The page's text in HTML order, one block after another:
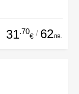
31.70
€ / 62лв.